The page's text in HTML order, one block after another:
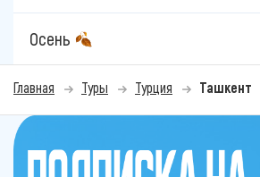
Осень
Главная Туры Турция Ташкент